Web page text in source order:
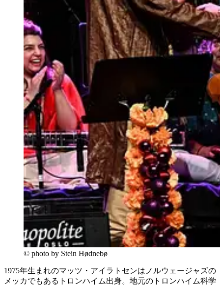
© photo by Stein Hødnebø
1975年生まれのマッツ・アイラトセンはノルウェージャズの
メッカでもあるトロンハイム出身。地元のトロンハイム科学